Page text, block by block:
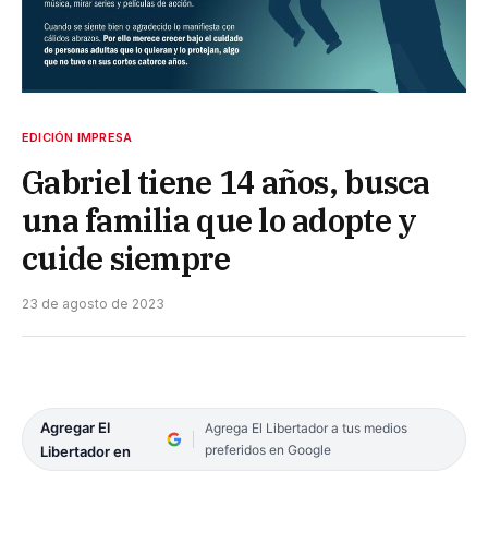
EDICIÓN IMPRESA
Gabriel tiene 14 años, busca
una familia que lo adopte y
cuide siempre
23 de agosto de 2023
Agregar El
Libertador en
Agrega El Libertador a tus medios
preferidos en Google